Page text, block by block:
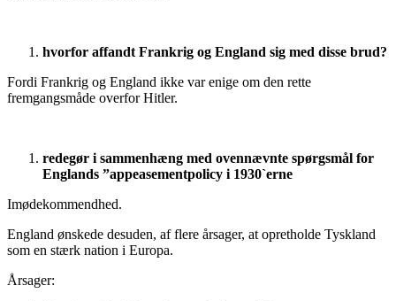
hvorfor affandt Frankrig og England sig med disse brud?
Fordi Frankrig og England ikke var enige om den rette
fremgangsmåde overfor Hitler.
redegør i sammenhæng med ovennævnte spørgsmål for
Englands ”appeasementpolicy i 1930`erne
Imødekommendhed.
England ønskede desuden, af flere årsager, at opretholde Tyskland
som en stærk nation i Europa.
Årsager: